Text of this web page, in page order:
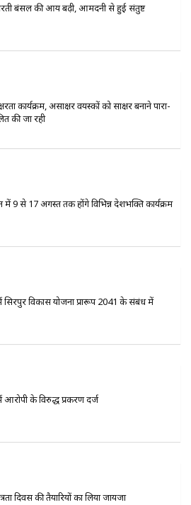
बंसल की आय बढ़ी, आमदनी से हुई संतुष्ट
कार्यक्रम, असाक्षर वयस्कों को साक्षर बनाने पारा-
की जा रही
में 9 से 17 अगस्त तक होंगे विभिन्न देशभक्ति कार्यक्रम
विकास योजना प्रारूप 2041 के संबंध में
के विरुद्ध प्रकरण दर्ज
दिवस की तैयारियों का लिया जायजा